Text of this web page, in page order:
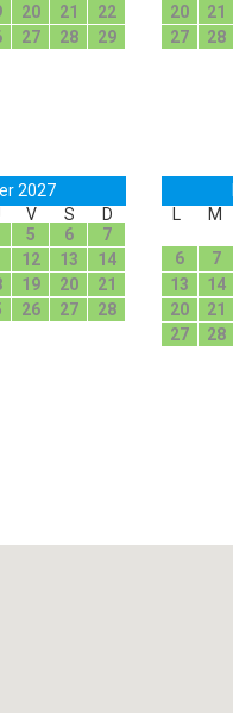
20 21
22
27 28
29
20
21
27
28
2027
V S
D
5 6
7
12 13
14
19 20
21
26 27
28
M
6
7
13
14
20
21
27
28